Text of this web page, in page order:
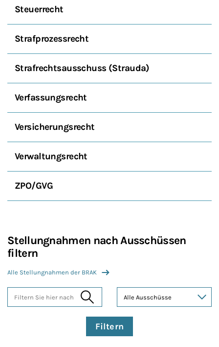
Steuerrecht
Strafprozessrecht
Strafrechtsausschuss (Strauda)
Verfassungsrecht
Versicherungsrecht
Verwaltungsrecht
ZPO/GVG
Stellungnahmen nach Ausschüssen
filtern
Alle Stellungnahmen der BRAK
Filtern Sie hier nach Themen
Filtern